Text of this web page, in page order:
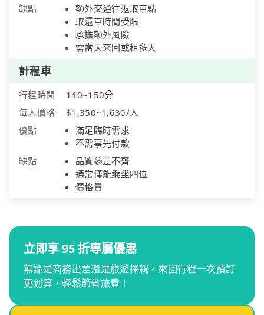
缺點
額外交通往返取車點
取還車時間受限
承擔額外風險
需當天來回或租多天
計程車
行程時間
140~150分
每人價格
$1,350~1,630/人
優點
滿足臨時需求
不需事先付款
缺點
品質參差不齊
通常僅能乘坐四位
價格貴
立即享 95 折專屬優惠
無論是商務出差還是旅遊探親，來回行程一次預訂
更划算，輕鬆節省旅費！